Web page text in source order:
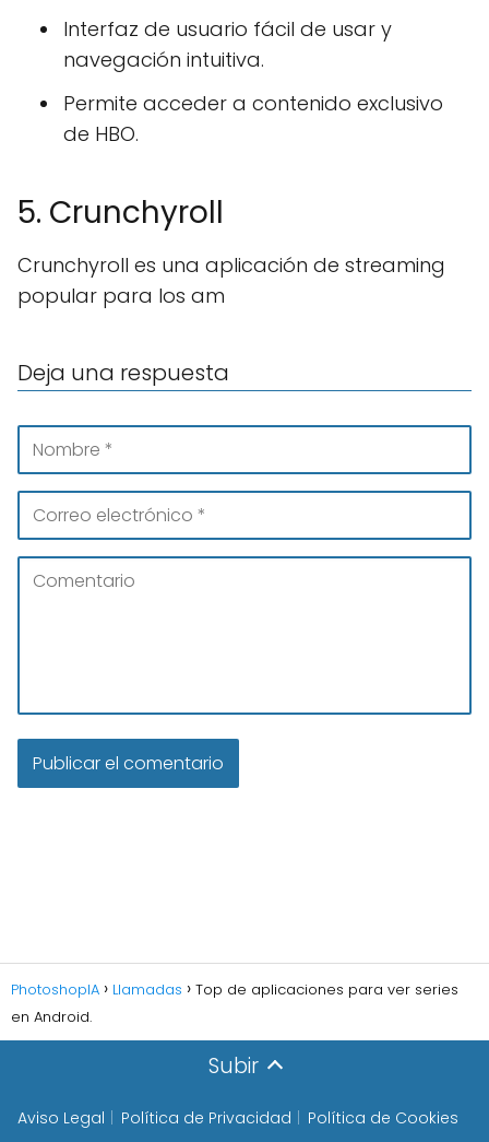
Interfaz de usuario fácil de usar y
navegación intuitiva.
Permite acceder a contenido exclusivo
de HBO.
5. Crunchyroll
Crunchyroll es una aplicación de streaming
popular para los am
Deja una respuesta
PhotoshopIA Llamadas
Top de aplicaciones para ver series
en Android.
Subir
Aviso Legal Política de Privacidad Política de Cookies